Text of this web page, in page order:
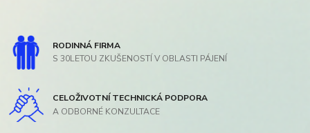
RODINNÁ FIRMA
S 30LETOU ZKUŠENOSTÍ V OBLASTI PÁJENÍ
CELOŽIVOTNÍ TECHNICKÁ PODPORA
A ODBORNÉ KONZULTACE